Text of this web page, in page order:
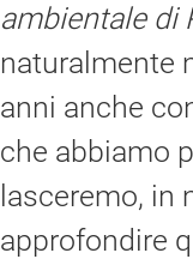
ambientale di
naturalmente
anni anche
che abbiamo
lasceremo, in
approfondire